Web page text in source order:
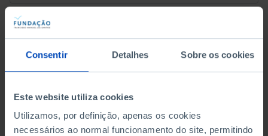
Consentir Detalhes Sobre os cookies
Este website utiliza cookies
Utilizamos, por definição, apenas os cookies
necessários ao normal funcionamento do site, permitindo
DATA DE INÍCIO
DATA DE FIM